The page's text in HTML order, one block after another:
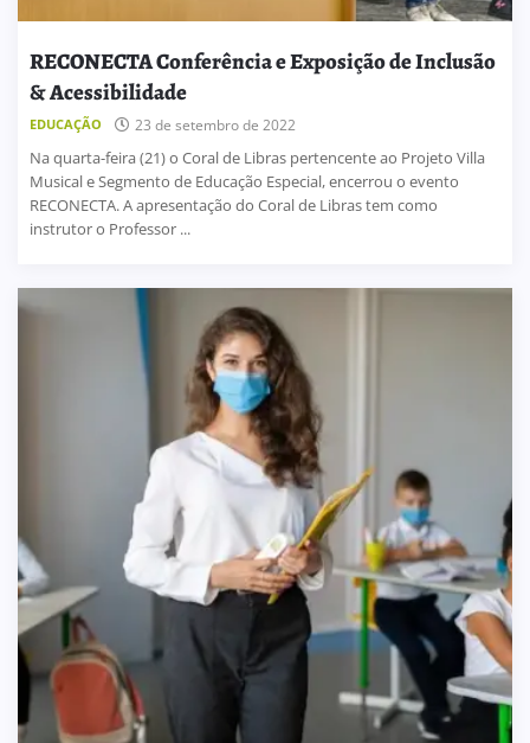
RECONECTA Conferência e Exposição de Inclusão
& Acessibilidade
EDUCAÇÃO 23 de setembro de 2022
Na quarta-feira (21) o Coral de Libras pertencente ao Projeto Villa
Musical e Segmento de Educação Especial, encerrou o evento
RECONECTA. A apresentação do Coral de Libras tem como
instrutor o Professor ...